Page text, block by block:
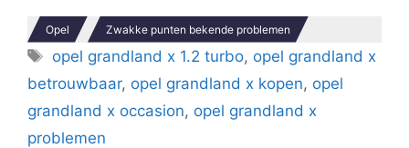
Opel Zwakke punten bekende problemen
Tags
opel grandland x 1.2 turbo, opel grandland x
betrouwbaar, opel grandland x kopen, opel
grandland x occasion, opel grandland x
problemen